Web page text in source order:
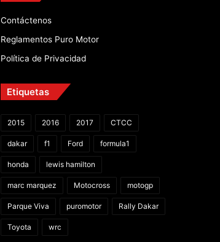
Contáctenos
Reglamentos Puro Motor
Política de Privacidad
Etiquetas
2015 2016 2017 CTCC
dakar f1 Ford formula1
honda lewis hamilton
marc marquez Motocross motogp
Parque Viva puromotor Rally Dakar
Toyota wrc